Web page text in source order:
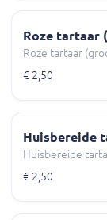
Roze tartaar
Roze tartaar
€ 2,50
Huisbereide
Huisbereide
€ 2,50